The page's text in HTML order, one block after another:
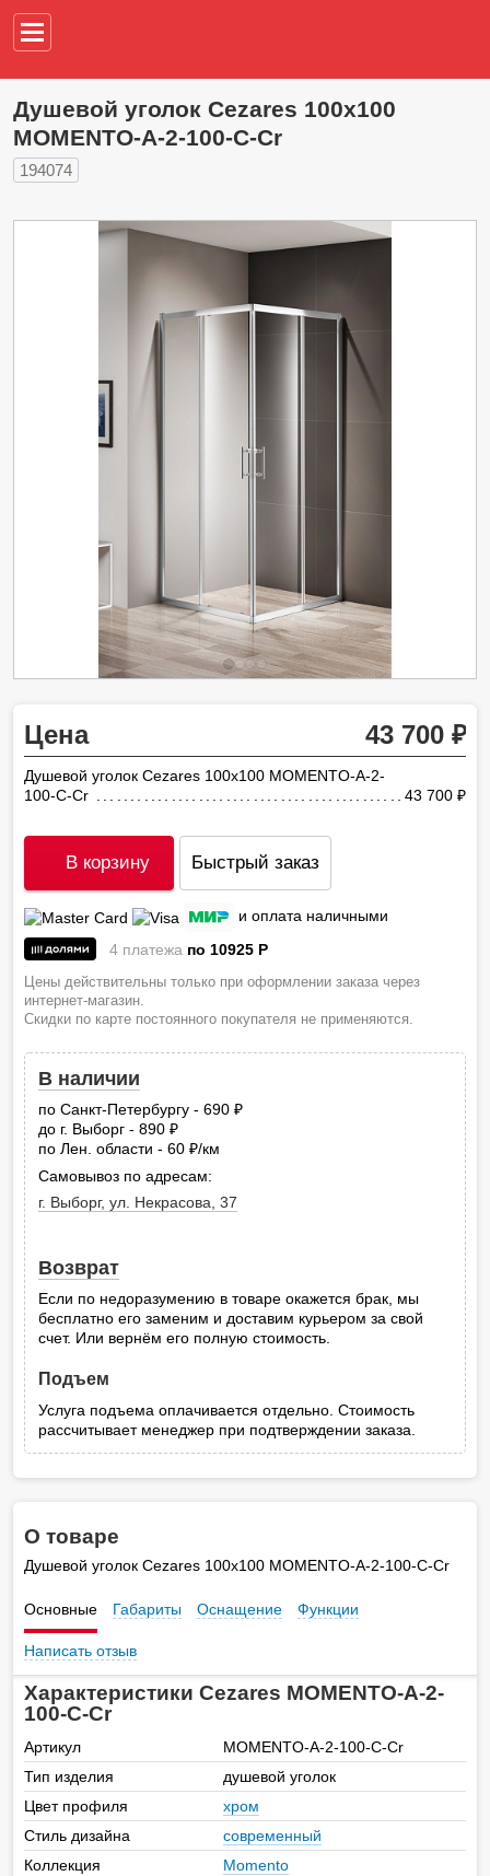
Душевой уголок Cezares 100х100
MOMENTO-A-2-100-C-Cr
194074
Цена 43 700
Душевой уголок Cezares 100х100 MOMENTO-A-2-
100-C-Cr
43 700
В корзину Быстрый заказ
и оплата наличными
4 платежа по 10925 P
Цены действительны только при оформлении заказа через
интернет-магазин.
Скидки по карте постоянного покупателя не применяются.
В наличии
по Санкт-Петербургу - 690
до г. Выборг - 890
по Лен. области - 60
руб.
/км
Самовывоз по адресам:
г. Выборг, ул. Некрасова, 37
Возврат
Если по недоразумению в товаре окажется брак, мы
бесплатно его заменим и доставим курьером за свой
счет. Или вернём его полную стоимость.
Подъем
Услуга подъема оплачивается отдельно. Стоимость
рассчитывает менеджер при подтверждении заказа.
О товаре
Душевой уголок Cezares 100х100 MOMENTO-A-2-100-C-Cr
Основные Габариты Оснащение Функции
Написать отзыв
Характеристики Cezares MOMENTO-A-2-
100-C-Cr
Артикул
MOMENTO-A-2-100-C-Cr
Тип изделия
душевой уголок
Цвет профиля
хром
Стиль дизайна
современный
Коллекция
Momento